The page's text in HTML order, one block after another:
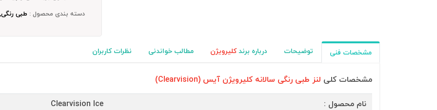
دسته بندی محصول : طبی
مشخصات فنی توضیحات درباره برندکلیرویژن مطالب خواندنی نظرات کاربران
مشخصات کلی لنز طبی رنگی سالانه کلیرویژن آیس (Clearvision)
نام محصول : Clearvision Ice